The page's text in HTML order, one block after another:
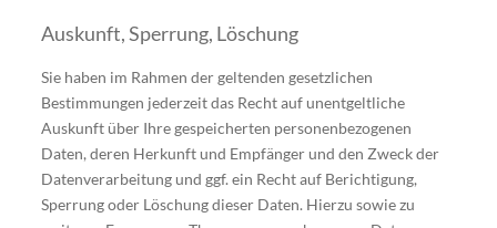
Auskunft, Sperrung, Löschung
Sie haben im Rahmen der geltenden gesetzlichen
Bestimmungen jederzeit das Recht auf unentgeltliche
Auskunft über Ihre gespeicherten personenbezogenen
Daten, deren Herkunft und Empfänger und den Zweck der
Datenverarbeitung und ggf. ein Recht auf Berichtigung,
Sperrung oder Löschung dieser Daten. Hierzu sowie zu